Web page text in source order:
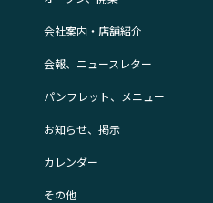
会社案内・店舗紹介
会報、ニュースレター
パンフレット、メニュー
お知らせ、掲示
カレンダー
その他